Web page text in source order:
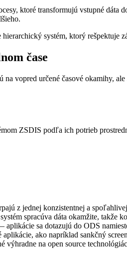
ktoré transformujú vstupné
systém, ktorý rešpektuje
čase
na vopred určené časové okamihy,
ZSDIS podľa ich potrieb
z jednej konzistentnej a
spracúva dáta okamžite, takže
aplikácie sa dotazujú do ODS
ako napríklad sankčný
výhradne na open source